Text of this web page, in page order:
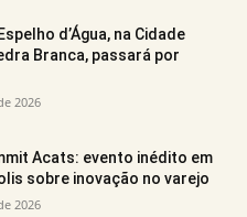
d’Água, na Cidade
Branca, passará por
2026
Acats: evento inédito em
sobre inovação no varejo
2026